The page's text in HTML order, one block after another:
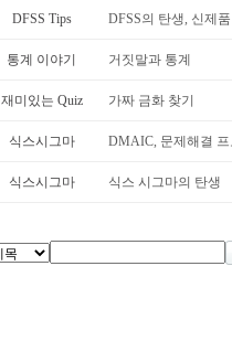
DFSS Tips DFSS의 탄생, 신제
통계 이야기 거짓말과 통계
재미있는 Quiz 가짜 금화 찾기
식스시그마 DMAIC, 문제해결
식스시그마 식스 시그마의 탄생